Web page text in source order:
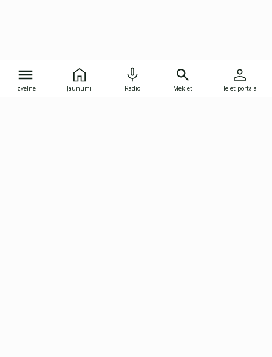
Izvēlne Jaunumi Radio Meklēt Ieiet portālā